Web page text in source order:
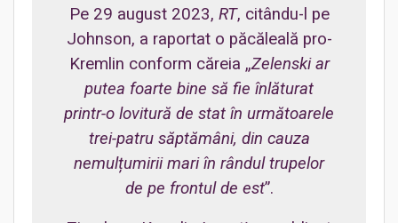
Pe 29 august 2023, RT, citându-l pe
Johnson, a raportat o păcăleală pro-
Kremlin conform căreia „Zelenski ar
putea foarte bine să fie înlăturat
printr-o lovitură de stat în următoarele
trei-patru săptămâni, din cauza
nemulțumirii mari în rândul trupelor
de pe frontul de est”.